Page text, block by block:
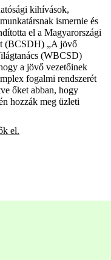
kihívások,
ismernie és
el a Magyarországi
(BCSDH) „A jövő
(WBCSD)
a jövő vezetőinek
fogalmi rendszerét
őket abban, hogy
hozzák meg üzleti
el.